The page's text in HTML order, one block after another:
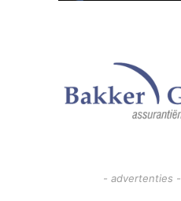
- advertenties -